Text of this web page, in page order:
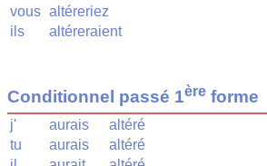
vous altéreriez
ils
altéreraient
Conditionnel passé 1ère forme
j' aurais
altéré
tu
aurais
altéré